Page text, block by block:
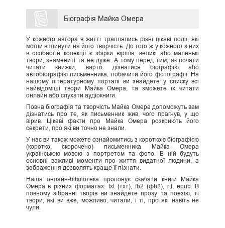
Біографія Майка Омера
У кожного автора в житті траплялись різні цікаві події, які
могли вплинути на його творчість. До того ж у кожного з них
в особистій колекції є збірки віршів, великі або маленькі
твори, знамениті та не дуже. А тому перед тим, як почати
читати книжки, варто дізнатися біографію або
автобіографію письменника, побачити його фотографії. На
нашому літературному порталі ви знайдете у списку всі
найвідоміші твори Майка Омера, та зможете їх читати
онлайн або слухати аудіокниги.
Повна біографія та творчість Майка Омера допоможуть вам
дізнатись про те, як письменник жив, чого прагнув, у що
вірив. Цікаві факти про Майка Омера розкриють його
секрети, про які ви точно не знали.
У нас ви також можете ознайомитись з короткою біографією
(коротко, скорочено) письменника Майка Омера
українською мовою з портретом та фото. В ній будуть
основні важливі моменти про життя видатної людини, а
зображення дозволять краще її пізнати.
Наша онлайн-бібліотека пропонує скачати книги Майка
Омера в різних форматах: txt (тхт), fb2 (фб2), rtf, epub. В
повному зібранні творів ви знайдете прозу та поезію, ті
твори, які ви вже, можливо, читали, і ті, про які навіть не
чули.